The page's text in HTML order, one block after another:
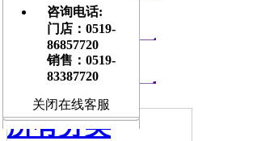
古典吉他
乐器周边
所有分类
咨询电话:
门店：0519-
86857720
销售：0519-
83387720
关闭在线客服